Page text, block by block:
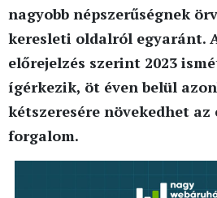
nagyobb népszerűségnek
keresleti oldalról egyaránt.
előrejelzés szerint 2023
ígérkezik, öt éven belül
kétszeresére növekedhet
forgalom.